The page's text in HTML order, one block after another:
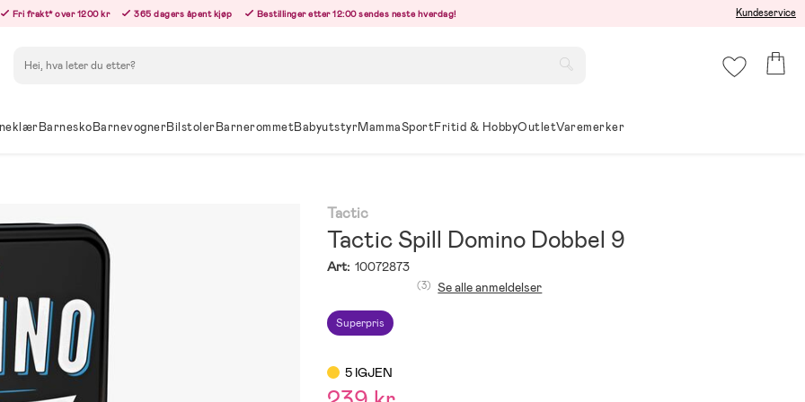
Fri frakt* over 1200 kr 365 dagers åpent kjøp Bestillinger etter 12:00 sendes neste hverdag! Kundeservice
BarneskoBarnevognerBilstolerBarnerommetBabyutstyrMammaSportFritid & HobbyOutletVaremerker
Tactic
Tactic Spill Domino Dobbel 9
Art: 10072873
Superpris
(3) Se alle anmeldelser
5 IGJEN